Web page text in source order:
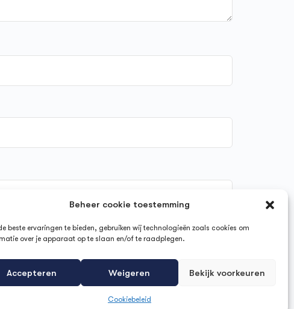
Beheer cookie toestemming
beste ervaringen te bieden, gebruiken wij technologieën zoals cookies om
over je apparaat op te slaan en/of te raadplegen.
Accepteren Weigeren Bekijk voorkeuren
Cookiebeleid